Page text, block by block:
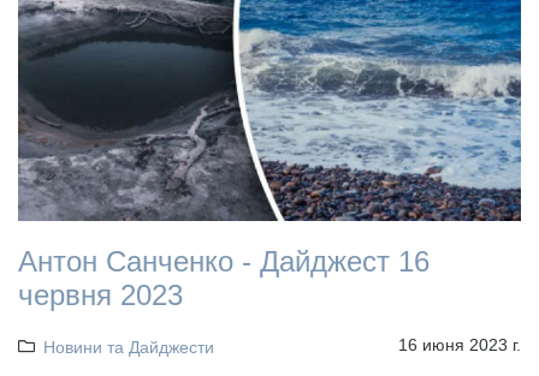
Антон Санченко - Дайджест 16
червня 2023
Новини та Дайджести 16 июня 2023 г.